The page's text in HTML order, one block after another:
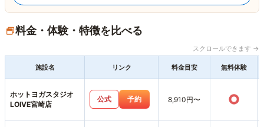
料金・体験・特徴を比べる
スクロールできます →
施設名 リンク 料金目安 無料体験
ホットヨガスタジオ
LOIVE宮崎店
公式 予約 8,910円〜 ○